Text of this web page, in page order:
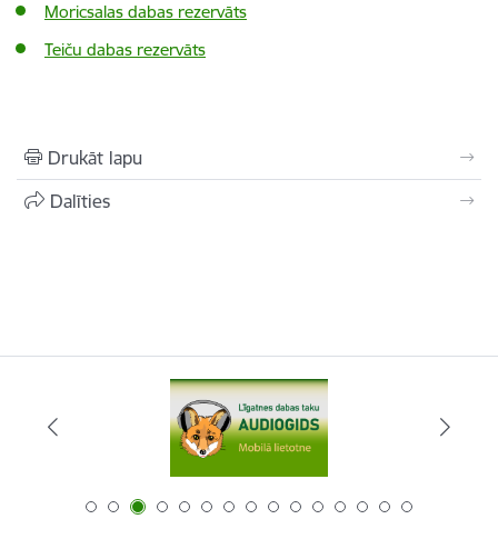
Moricsalas dabas rezervāts
Teiču dabas rezervāts
Drukāt lapu
Dalīties